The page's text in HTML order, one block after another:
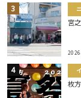
宮
2026
枚